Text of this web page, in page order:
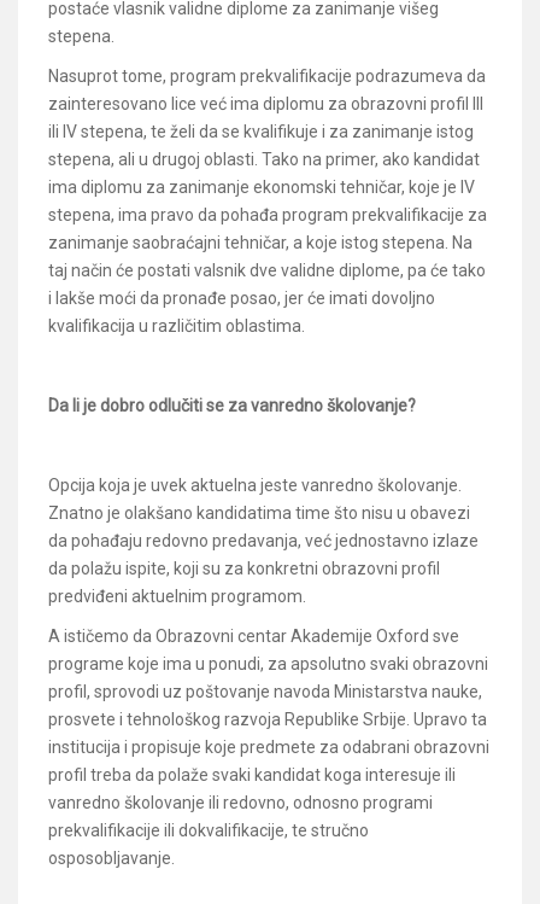
postaće vlasnik validne diplome za zanimanje višeg
stepena.
Nasuprot tome, program prekvalifikacije podrazumeva da
zainteresovano lice već ima diplomu za obrazovni profil III
ili IV stepena, te želi da se kvalifikuje i za zanimanje istog
stepena, ali u drugoj oblasti. Tako na primer, ako kandidat
ima diplomu za zanimanje ekonomski tehničar, koje je IV
stepena, ima pravo da pohađa program prekvalifikacije za
zanimanje saobraćajni tehničar, a koje istog stepena. Na
taj način će postati valsnik dve validne diplome, pa će tako
i lakše moći da pronađe posao, jer će imati dovoljno
kvalifikacija u različitim oblastima.
Da li je dobro odlučiti se za vanredno školovanje?
Opcija koja je uvek aktuelna jeste vanredno školovanje.
Znatno je olakšano kandidatima time što nisu u obavezi
da pohađaju redovno predavanja, već jednostavno izlaze
da polažu ispite, koji su za konkretni obrazovni profil
predviđeni aktuelnim programom.
A ističemo da Obrazovni centar Akademije Oxford sve
programe koje ima u ponudi, za apsolutno svaki obrazovni
profil, sprovodi uz poštovanje navoda Ministarstva nauke,
prosvete i tehnološkog razvoja Republike Srbije. Upravo ta
institucija i propisuje koje predmete za odabrani obrazovni
profil treba da polaže svaki kandidat koga interesuje ili
vanredno školovanje ili redovno, odnosno programi
prekvalifikacije ili dokvalifikacije, te stručno
osposobljavanje.